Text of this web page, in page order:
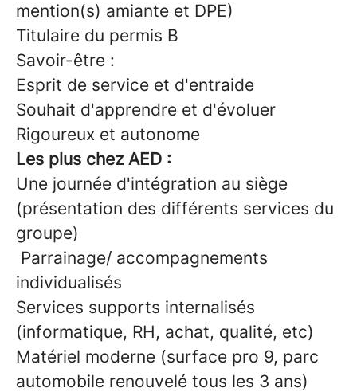
mention(s) amiante et DPE)
Titulaire du permis B
Savoir-être :
Esprit de service et d'entraide
Souhait d'apprendre et d'évoluer
Rigoureux et autonome
Les plus chez AED :
Une journée d'intégration au siège
(présentation des différents services du
groupe)
Parrainage/ accompagnements
individualisés
Services supports internalisés
(informatique, RH, achat, qualité, etc)
Matériel moderne (surface pro 9, parc
automobile renouvelé tous les 3 ans)